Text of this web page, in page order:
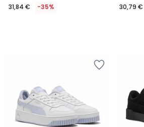
31,84 € -35% 30,79 €